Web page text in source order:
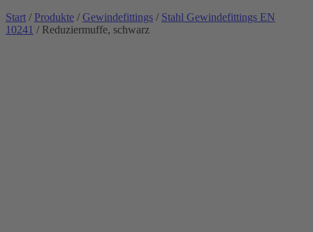
Start / Produkte / Gewindefittings / Stahl Gewindefittings EN
10241 / Reduziermuffe, schwarz